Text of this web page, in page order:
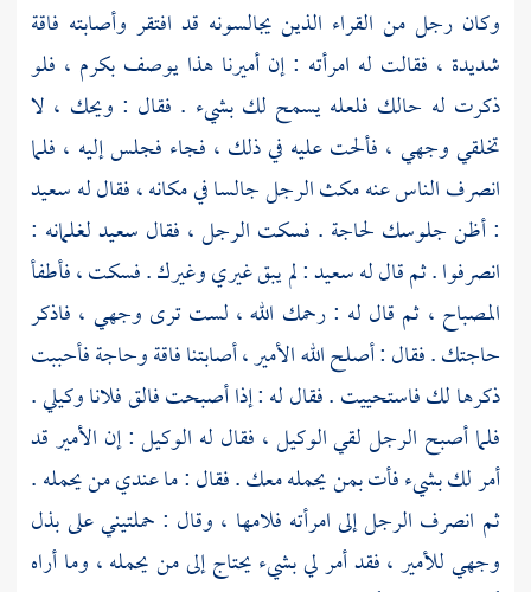
وكان رجل من القراء الذين يجالسونه قد افتقر وأصابته فاقة
شديدة ، فقالت له امرأته : إن أميرنا هذا يوصف بكرم ، فلو
ذكرت له حالك فلعله يسمح لك بشيء . فقال : ويحك ، لا
تخلقي وجهي ، فألحت عليه في ذلك ، فجاء فجلس إليه ، فلما
انصرف الناس عنه مكث الرجل جالسا في مكانه ، فقال لهسعيد
: أظن جلوسك لحاجة . فسكت الرجل ، فقال سعيدلغلمانه :
انصرفوا . ثم قال لهسعيد: لم يبق غيري وغيرك . فسكت ، فأطفأ
المصباح ، ثم قال له : رحمك الله ، لست ترى وجهي ، فاذكر
حاجتك . فقال : أصلح الله الأمير ، أصابتنا فاقة وحاجة فأحببت
ذكرها لك فاستحييت . فقال له : إذا أصبحت فالق فلانا وكيلي .
فلما أصبح الرجل لقي الوكيل ، فقال له الوكيل : إن الأمير قد
أمر لك بشيء فأت بمن يحمله معك . فقال : ما عندي من يحمله .
ثم انصرف الرجل إلى امرأته فلامها ، وقال : حملتيني على بذل
وجهي للأمير ، فقد أمر لي بشيء يحتاج إلى من يحمله ، وما أراه